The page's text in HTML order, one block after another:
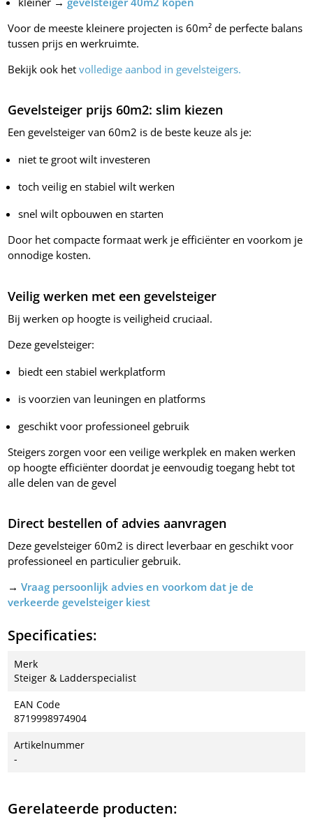
Voor de meeste kleinere projecten is 60m² de perfecte balans
tussen prijs en werkruimte.
Bekijk ook hetvolledige aanbod in gevelsteigers.
Gevelsteiger prijs 60m2: slim kiezen
Een gevelsteiger van 60m2 is de beste keuze als je:
niet te groot wilt investeren
toch veilig en stabiel wilt werken
snel wilt opbouwen en starten
Door het compacte formaat werk je efficiënter en voorkom je
onnodige kosten.
Veilig werken met een gevelsteiger
Bij werken op hoogte is veiligheid cruciaal.
Deze gevelsteiger:
biedt een stabiel werkplatform
is voorzien van leuningen en platforms
geschikt voor professioneel gebruik
Steigers zorgen voor een veilige werkplek en maken werken
op hoogte efficiënter doordat je eenvoudig toegang hebt tot
alle delen van de gevel
Direct bestellen of advies aanvragen
Deze gevelsteiger 60m2 is direct leverbaar en geschikt voor
professioneel en particulier gebruik.
→Vraag persoonlijk advies en voorkom dat je de
verkeerde gevelsteiger kiest
Specificaties:
Merk
Steiger & Ladderspecialist
EAN Code
8719998974904
Artikelnummer
-
Gerelateerde producten: